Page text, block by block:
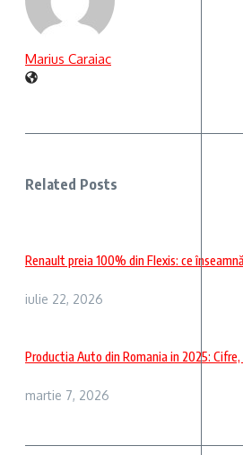
Marius Caraiac
Related Posts
Renault preia 100% din Flexis: ce
iulie 22, 2026
Productia Auto din Romania in 2025:
martie 7, 2026